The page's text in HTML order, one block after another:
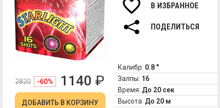
В ИЗБРАННОЕ
ПОДЕЛИТЬСЯ
2820 -60% 1140 ₽
ДОБАВИТЬ В КОРЗИНУ
Калибр: 0.8 "
Залпы: 16
Время: До 20 сек
Высота: До 20 м